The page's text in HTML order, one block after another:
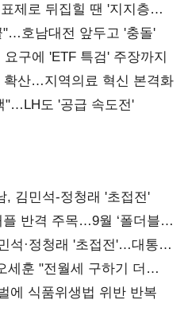
제로 뒤집힐 땐 '지지층
"…호남대전 앞두고 '충돌'
구에 'ETF 특검' 주장까지
확산…지역의료 혁신 본격화
"…LH도 '공급 속도전'
, 김민석-정청래 '초접전'
플 반격 주목…9월 ‘폴더블
석·정청래 '초접전'…대통령
세훈 "전월세 구하기 더
에 식품위생법 위반 반복